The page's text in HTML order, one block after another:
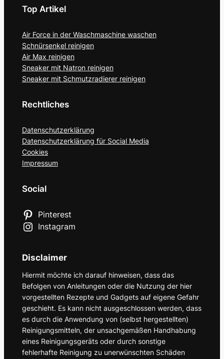
Top Artikel
Air Force in der Waschmaschine waschen
Schnürsenkel reinigen
Air Max reinigen
Sneaker mit Natron reinigen
Sneaker mit Schmutzradierer reinigen
Rechtliches
Datenschutzerklärung
Datenschutzerklärung für Social Media
Cookies
Impressum
Social
Pinterest
Instagram
Disclaimer
Hiermit möchte ich darauf hinweisen, dass das
Befolgen von Anleitungen oder die Nutzung der hier
vorgestellten Rezepte und Gadgets auf eigene Gefahr
geschieht. Es kann nicht ausgeschlossen werden, dass
es durch die Anwendung von (selbst hergestellten)
Reinigungsmitteln, der unsachgemäßen Handhabung
eines Reinigungsgeräts oder durch sonstige
fehlerhafte Reinigung zu unerwünschten Schäden